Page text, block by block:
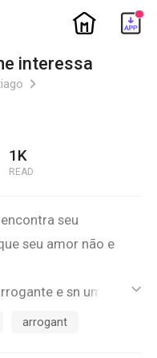
ic_home
interessa
ic_arrow_right
1K
READ
seu
seu amor não e
e sn uma
ic_default
arrogant